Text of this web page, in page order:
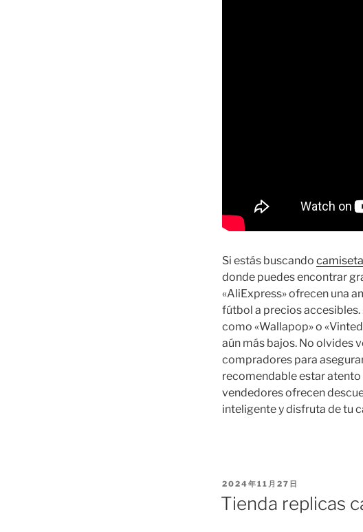
Si estás buscando
donde puedes encontrar
«AliExpress» ofrecen una
fútbol a precios accesibles.
como «Wallapop» o
aún más bajos. No olvides
compradores para
recomendable estar
vendedores ofrecen
inteligente y disfruta de tu
PUBLICADO
EL
2024年11月27日
Tienda replicas